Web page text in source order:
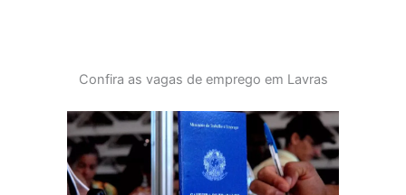
Confira as vagas de emprego em Lavras